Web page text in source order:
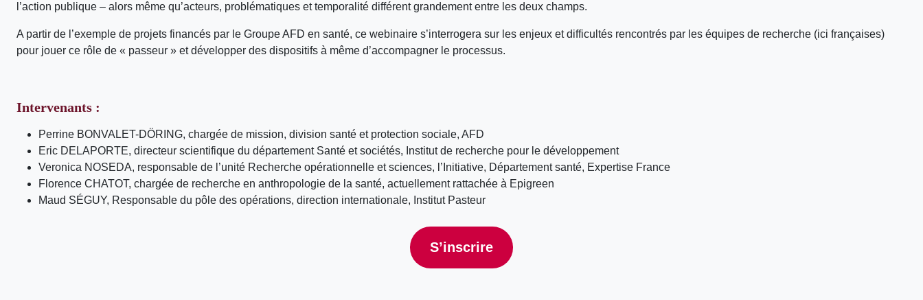
l’action publique – alors même qu’acteurs, problématiques et temporalité différent grandement entre les deux champs.
A partir de l’exemple de projets financés par le Groupe AFD en santé, ce webinaire s’interrogera sur les enjeux et difficultés rencontrés par les équipes de recherche (ici françaises)
pour jouer ce rôle de « passeur » et développer des dispositifs à même d’accompagner le processus.
Intervenants :
Perrine BONVALET-DÖRING, chargée de mission, division santé et protection sociale, AFD
Eric DELAPORTE, directeur scientifique du département Santé et sociétés, Institut de recherche pour le développement
Veronica NOSEDA, responsable de l’unité Recherche opérationnelle et sciences, l’Initiative, Département santé, Expertise France
Florence CHATOT, chargée de recherche en anthropologie de la santé, actuellement rattachée à Epigreen
Maud SÉGUY, Responsable du pôle des opérations, direction internationale, Institut Pasteur
S’inscrire